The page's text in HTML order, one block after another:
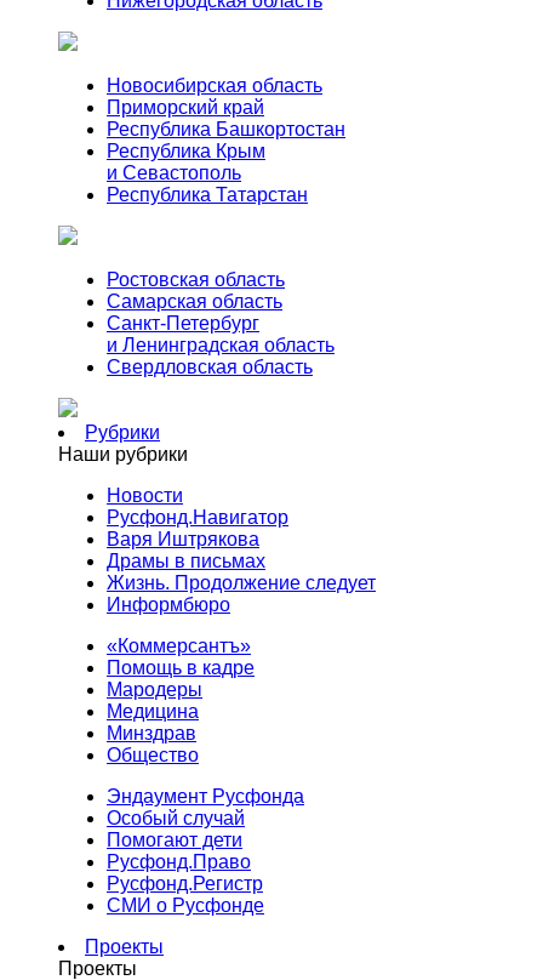
Новосибирская область
Приморский край
Республика Башкортостан
Республика Крым
и Севастополь
Республика Татарстан
Ростовская область
Самарская область
Санкт-Петербург
и Ленинградская область
Свердловская область
Рубрики
Наши рубрики
Новости
Русфонд.Навигатор
Варя Иштрякова
Драмы в письмах
Жизнь. Продолжение следует
Информбюро
«Коммерсантъ»
Помощь в кадре
Мародеры
Медицина
Минздрав
Общество
Эндаумент Русфонда
Особый случай
Помогают дети
Русфонд.Право
Русфонд.Регистр
СМИ о Русфонде
Проекты
Проекты